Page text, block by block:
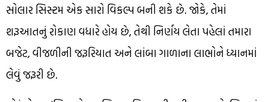
સોલાર સિસ્ટમ એક સારો વિકલ્પ બની શકે છે. જોકે, તેમાં
શરૂઆતનું રોકાણ વધારે હોય છે, તેથી નિર્ણય લેતા પહેલાં તમારા
બજેટ, વીજળીની જરૂરિયાત અને લાંબા ગાળાના લાભોને ધ્યાનમાં
લેવું જરૂરી છે.